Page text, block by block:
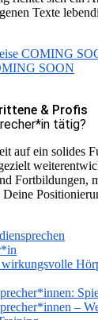
Texte
COMING
SOON
& Profis
tätig?
auf ein solides
Fortbildungen,
–